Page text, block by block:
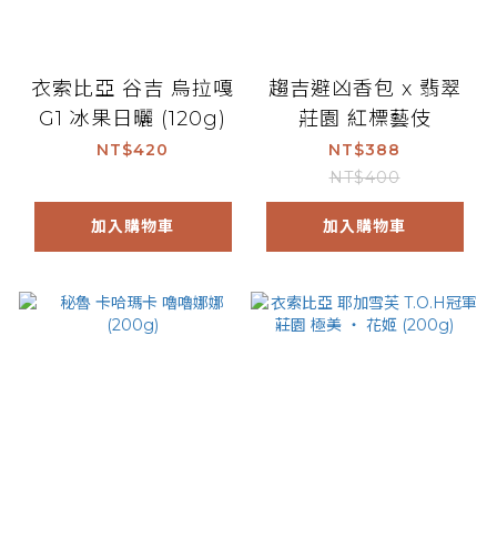
衣索比亞 谷吉 烏拉嘎
G1 冰果日曬 (120g)
NT$420
加入購物車
趨吉避凶香包 x 翡翠
莊園 紅標藝伎
NT$388
NT$400
加入購物車